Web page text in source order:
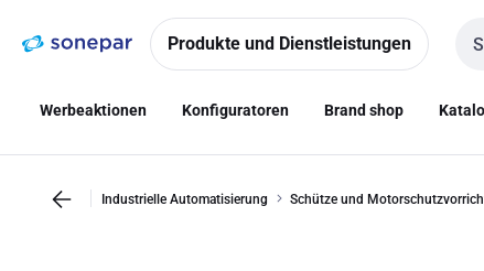
NavigationInhalt
Produkte und Dienstleistungen
Werbeaktionen Konfiguratoren Brand shop
Industrielle Automatisierung Schütze und